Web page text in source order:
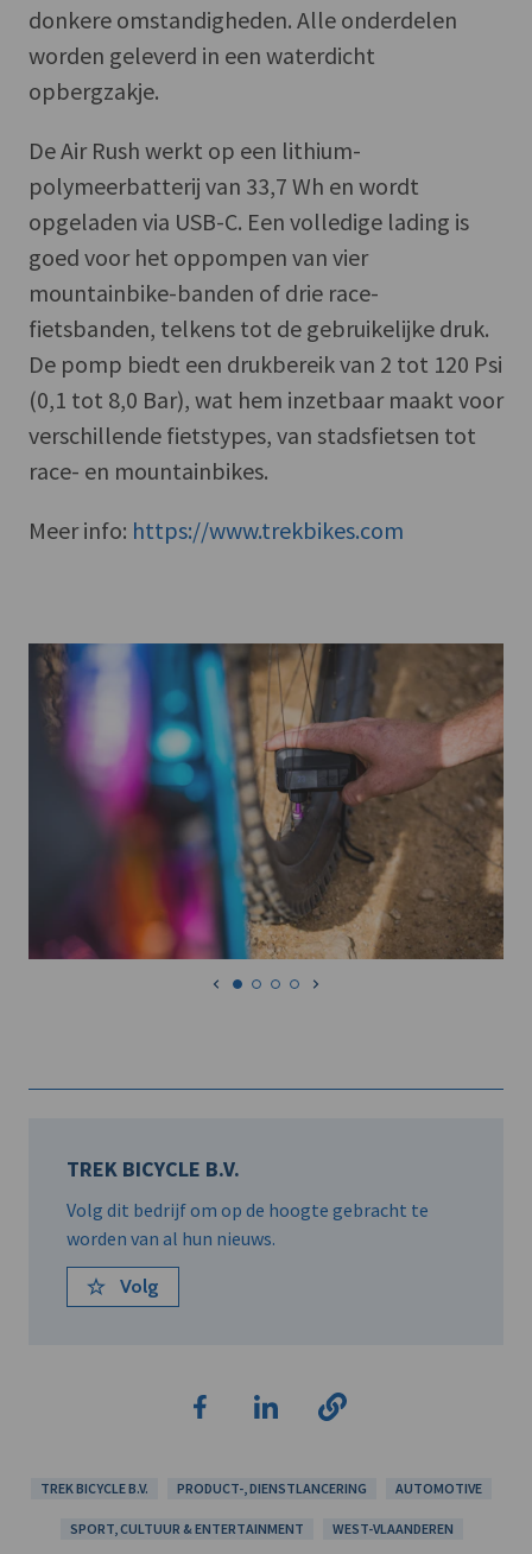
donkere omstandigheden. Alle onderdelen
worden geleverd in een waterdicht
opbergzakje.
De Air Rush werkt op een lithium-
polymeerbatterij van 33,7 Wh en wordt
opgeladen via USB-C. Een volledige lading is
goed voor het oppompen van vier
mountainbike-banden of drie race-
fietsbanden, telkens tot de gebruikelijke druk.
De pomp biedt een drukbereik van 2 tot 120 Psi
(0,1 tot 8,0 Bar), wat hem inzetbaar maakt voor
verschillende fietstypes, van stadsfietsen tot
race- en mountainbikes.
Meer info: https://www.trekbikes.com
TREK BICYCLE B.V.
Volg dit bedrijf om op de hoogte gebracht te
worden van al hun nieuws.
Volg
TREK BICYCLE B.V. PRODUCT-, DIENSTLANCERING AUTOMOTIVE
SPORT, CULTUUR & ENTERTAINMENT WEST-VLAANDEREN